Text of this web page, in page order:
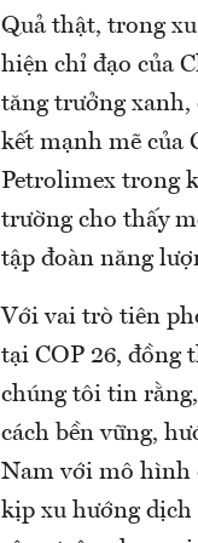
Quả thật, trong
hiện chỉ đạo của
tăng trưởng xanh,
kết mạnh mẽ của
Petrolimex trong
trường cho thấy
tập đoàn năng
Với vai trò tiên
tại COP 26, đồng
chúng tôi tin
cách bền vững,
Nam với mô hình
kịp xu hướng dịch